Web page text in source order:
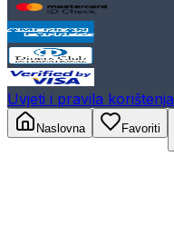
Uvjeti i pravila korištenja
Naslovna
Favoriti